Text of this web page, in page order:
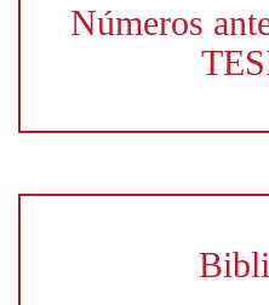
Números